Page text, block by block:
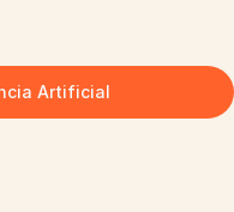
Artificial